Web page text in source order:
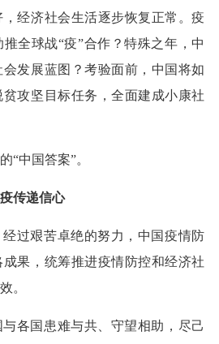
经济社会生活逐步恢复正常。疫
全球战“疫”合作？特殊之年，中
发展蓝图？考验面前，中国将如
攻坚目标任务，全面建成小康社
“中国答案”。
传递信心
过艰苦卓绝的努力，中国疫情防
果，统筹推进疫情防控和经济社
。
各国患难与共、守望相助，尽己